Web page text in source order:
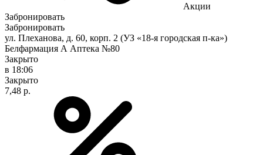
Акции
Забронировать
Забронировать
ул. Плеханова, д. 60, корп. 2 (УЗ «18-я городская п-ка»)
Белфармация А Аптека №80
Закрыто
в 18:06
Закрыто
7,48 р.